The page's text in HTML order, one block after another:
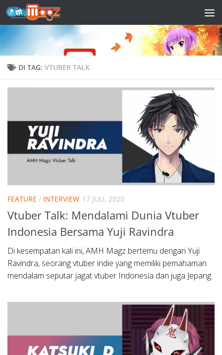
Skip to content
DI TAG: VTUBER TALK
FEATURE / INTERVIEW 17 JULI, 2020
Vtuber Talk: Mendalami Dunia Vtuber
Indonesia Bersama Yuji Ravindra
Di kesempatan kali ini, AMH Magz bertemu dengan Yuji
Ravindra, seorang vtuber indie yang memiliki pemahaman
mendalam seputar jagat vtuber Indonesia dan juga Jepang.